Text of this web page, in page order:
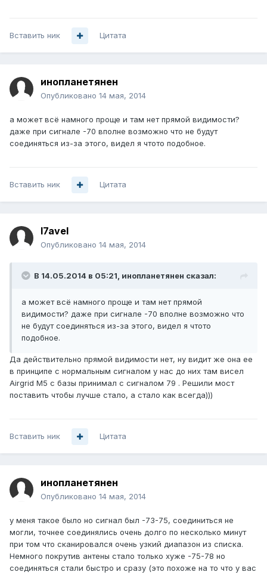
Вставить ник Цитата
инопланетянен
Опубликовано 14 мая, 2014
а может всё намного проще и там нет прямой видимости?
даже при сигнале -70 вполне возможно что не будут
соединяться из-за этого, видел я чтото подобное.
Вставить ник Цитата
l7avel
Опубликовано 14 мая, 2014
В 14.05.2014 в 05:21, инопланетянен сказал:
а может всё намного проще и там нет прямой
видимости? даже при сигнале -70 вполне возможно что
не будут соединяться из-за этого, видел я чтото
подобное.
Да действительно прямой видимости нет, ну видит же она ее
в принципе с нормальным сигналом у нас до них там висел
Airgrid M5 с базы принимал с сигналом 79 . Решили мост
поставить чтобы лучше стало, а стало как всегда)))
Вставить ник Цитата
инопланетянен
Опубликовано 14 мая, 2014
у меня такое было но сигнал был -73-75, соединиться не
могли, точнее соединялись очень долго по несколько минут
при том что сканировался очень узкий диапазон из списка.
Немного покрутив антены стало только хуже -75-78 но
соединяться стали быстро и сразу (это похоже на то что у вас